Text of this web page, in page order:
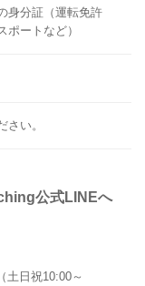
身分証（運転免許
ートなど）
い。
公式LINEへ
土日祝10:00～